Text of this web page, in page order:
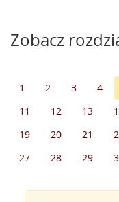
Zobacz
1 2 3 4
11
12 13
19
20 21
27
28 29